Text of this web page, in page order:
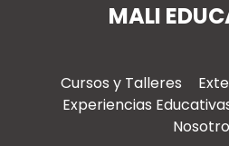
MALI
Cursos y Talleres
Experiencias